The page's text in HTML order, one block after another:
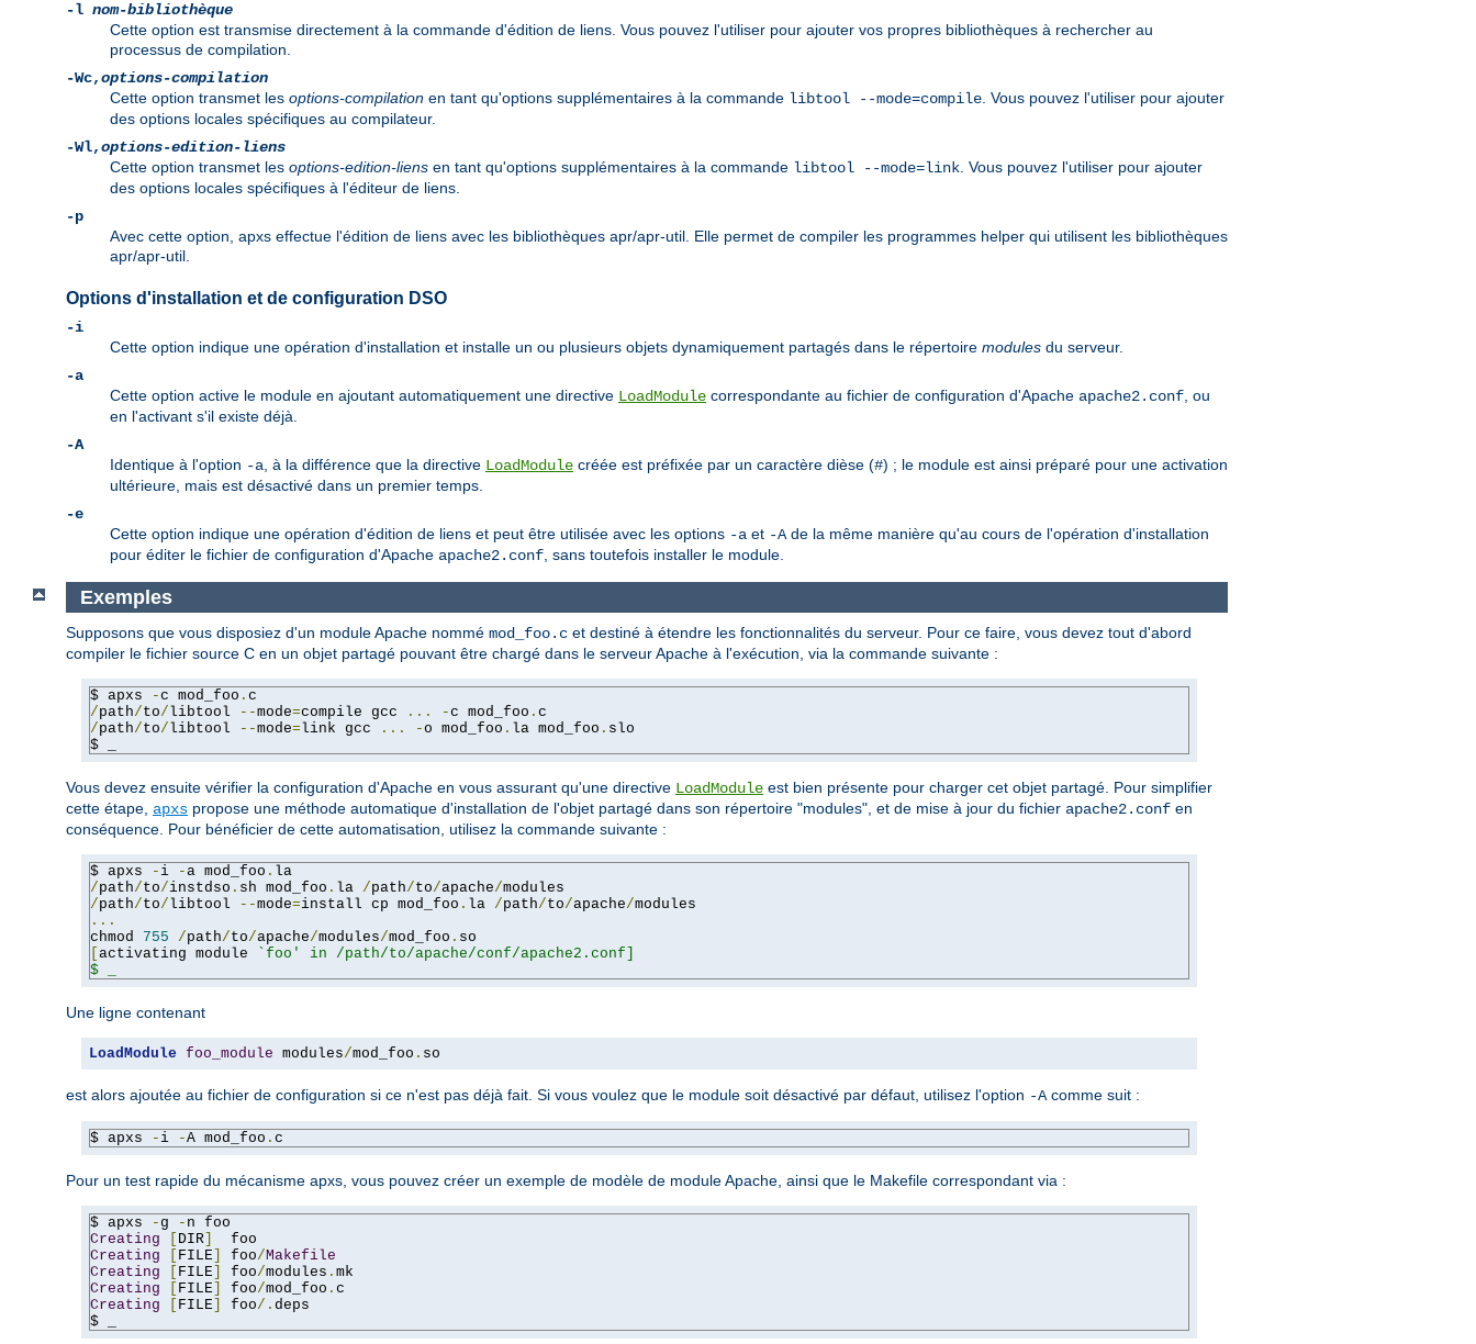
-l nom-bibliothèque
Cette option est transmise directement à la commande d'édition de liens. Vous pouvez l'utiliser pour ajouter vos propres bibliothèques à rechercher au
processus de compilation.
-Wc,options-compilation
Cette option transmet les options-compilation en tant qu'options supplémentaires à la commande libtool --mode=compile . Vous pouvez l'utiliser pour ajouter
des options locales spécifiques au compilateur.
-Wl,options-edition-liens
Cette option transmet les options-edition-liens en tant qu'options supplémentaires à la commande libtool --mode=link . Vous pouvez l'utiliser pour ajouter
des options locales spécifiques à l'éditeur de liens.
-p
Avec cette option, apxs effectue l'édition de liens avec les bibliothèques apr/apr-util. Elle permet de compiler les programmes helper qui utilisent les bibliothèques
apr/apr-util.
Options d'installation et de configuration DSO
-i
Cette option indique une opération d'installation et installe un ou plusieurs objets dynamiquement partagés dans le répertoire modules du serveur.
-a
Cette option active le module en ajoutant automatiquement une directive LoadModule correspondante au fichier de configuration d'Apache apache2.conf , ou
en l'activant s'il existe déjà.
-A
Identique à l'option -a , à la différence que la directive LoadModule créée est préfixée par un caractère dièse (#) ; le module est ainsi préparé pour une activation
ultérieure, mais est désactivé dans un premier temps.
-e
Cette option indique une opération d'édition de liens et peut être utilisée avec les options -a et -A de la même manière qu'au cours de l'opération d'installation
pour éditer le fichier de configuration d'Apache apache2.conf , sans toutefois installer le module.
Exemples
Supposons que vous disposiez d'un module Apache nommé mod_foo.c et destiné à étendre les fonctionnalités du serveur. Pour ce faire, vous devez tout d'abord
compiler le fichier source C en un objet partagé pouvant être chargé dans le serveur Apache à l'exécution, via la commande suivante :
$ apxs -c mod_foo .
/path/to/libtool --mode=compile gcc ... -c mod_foo .
/path/to/libtool --mode=link gcc ... -o mod_foo . la mod_foo . slo
$ _
Vous devez ensuite vérifier la configuration d'Apache en vous assurant qu'une directive LoadModule est bien présente pour charger cet objet partagé. Pour simplifier
cette étape, apxs propose une méthode automatique d'installation de l'objet partagé dans son répertoire "modules", et de mise à jour du fichier apache2.conf en
conséquence. Pour bénéficier de cette automatisation, utilisez la commande suivante :
$ apxs - i -a mod_foo .
/path/to/instdso . sh mod_foo . la /path/to/apache/
/path/to/libtool --mode=install cp mod_foo . la /path/to/apache/
...
chmod 755 /path/to/apache/modules/mod_foo .
activating module
`foo' in /path/to/apache/conf/apache2.conf]
$ _
Une ligne contenant
LoadModule foo_module modules/mod_foo . so
est alors ajoutée au fichier de configuration si ce n'est pas déjà fait. Si vous voulez que le module soit désactivé par défaut, utilisez l'option -Acomme suit :
$ apxs - i -A mod_foo . c
Pour un test rapide du mécanisme apxs, vous pouvez créer un exemple de modèle de module Apache, ainsi que le Makefile correspondant via :
$ apxs - g -
Creating
DIR
Creating
FILE foo/Makefile
Creating
FILE foo/modules .
Creating
FILE foo/mod_foo .
Creating
FILE foo/. deps
$ _